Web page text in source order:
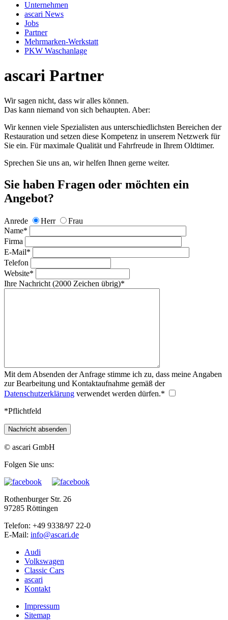
Unternehmen
ascari News
Jobs
Partner
Mehrmarken-Werkstatt
PKW Waschanlage
ascari Partner
Wir sagen nicht, dass wir alles können.
Das kann niemand von sich behaupten. Aber:
Wir kennen viele Spezialisten aus unterschiedlichsten Bereichen der
Restauration und setzen diese Kompetenz in unserem Netzwerk für
Sie ein. Für maximale Qualität und Fahrfreude in Ihrem Oldtimer.
Sprechen Sie uns an, wir helfen Ihnen gerne weiter.
Sie haben Fragen oder möchten ein
Angebot?
Anrede Herr
Frau
Name*
Firma
E-Mail*
Telefon
Website*
Ihre Nachricht (2000 Zeichen übrig)*
Mit dem Absenden der Anfrage stimme ich zu, dass meine Angaben
zur Bearbeitung und Kontaktaufnahme gemäß der
Datenschutzerklärung verwendet werden dürfen.*
*Pflichtfeld
Nachricht absenden
© ascari GmbH
Folgen Sie uns:
Rothenburger Str. 26
97285 Röttingen
Telefon: +49 9338/97 22-0
E-Mail:
Audi
Volkswagen
Classic Cars
ascari
Kontakt
Impressum
Sitemap